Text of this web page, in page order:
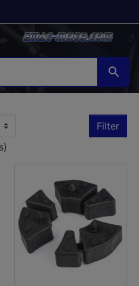

Filter